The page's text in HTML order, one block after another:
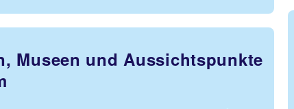
Museen und Aussichtspunkte